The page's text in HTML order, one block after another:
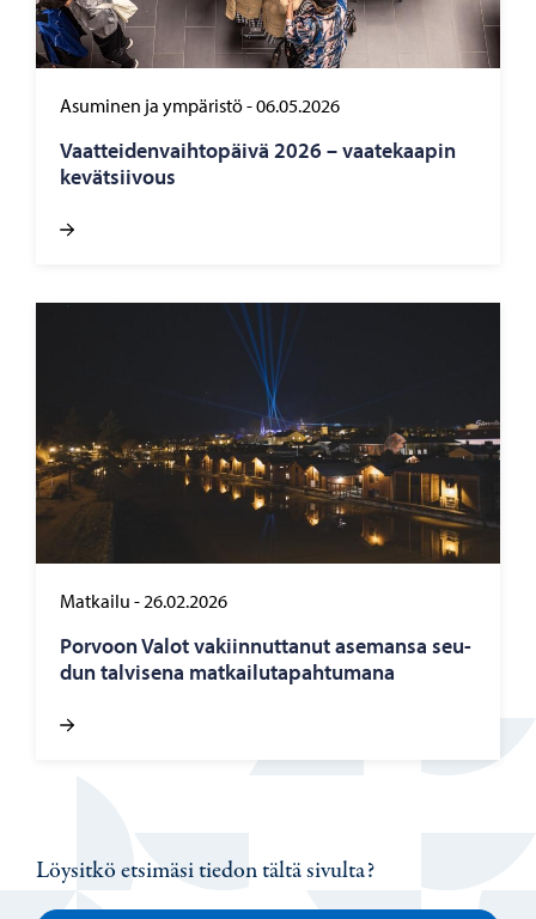
Asuminen ja ympäristö-06.05.2026
Vaat­tei­den­vaih­to­päi­vä 2026 – vaa­te­kaa­pin
ke­vät­sii­vous
Matkailu -26.02.2026
Por­voon Valot va­kiin­nut­ta­nut ase­man­sa seu­
dun tal­vi­se­na mat­kai­lu­ta­pah­tu­ma­na
Löysitkö etsimäsi tiedon tältä sivulta?